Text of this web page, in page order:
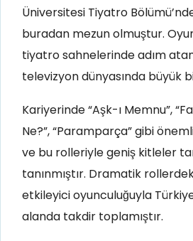
Üniversitesi Tiyatro
buradan mezun olmuştur.
tiyatro sahnelerinde adım
televizyon dünyasında büyük
Kariyerinde “Aşk-ı Memnu”,
Ne?”, “Paramparça” gibi
ve bu rolleriyle geniş kitleler
tanınmıştır. Dramatik
etkileyici oyunculuğuyla
alanda takdir toplamıştır.